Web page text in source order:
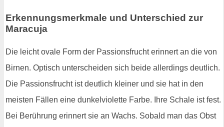
Erkennungsmerkmale und Unterschied zur
Maracuja
Die leicht ovale Form der Passionsfrucht erinnert an die von
Birnen. Optisch unterscheiden sich beide allerdings deutlich.
Die Passionsfrucht ist deutlich kleiner und sie hat in den
meisten Fällen eine dunkelviolette Farbe. Ihre Schale ist fest.
Bei Berührung erinnert sie an Wachs. Sobald man das Obst